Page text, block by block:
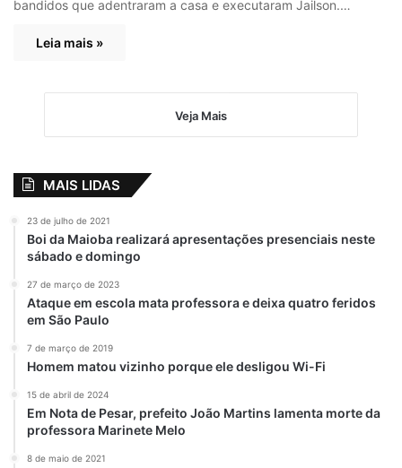
bandidos que adentraram a casa e executaram Jailson.…
Leia mais »
Veja Mais
MAIS LIDAS
23 de julho de 2021
Boi da Maioba realizará apresentações presenciais neste
sábado e domingo
27 de março de 2023
Ataque em escola mata professora e deixa quatro feridos
em São Paulo
7 de março de 2019
Homem matou vizinho porque ele desligou Wi-Fi
15 de abril de 2024
Em Nota de Pesar, prefeito João Martins lamenta morte da
professora Marinete Melo
8 de maio de 2021